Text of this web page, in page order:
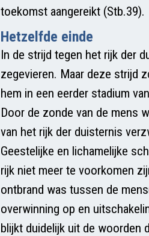
toekomst aangereikt (Stb.39).
Hetzelfde einde
In de strijd tegen het rijk der
zegevieren. Maar deze strijd
hem in een eerder stadium
Door de zonde van de mens
van het rijk der duisternis
Geestelijke en lichamelijke
rijk niet meer te voorkomen
ontbrand was tussen de
overwinning op en
blijkt duidelijk uit de woorden